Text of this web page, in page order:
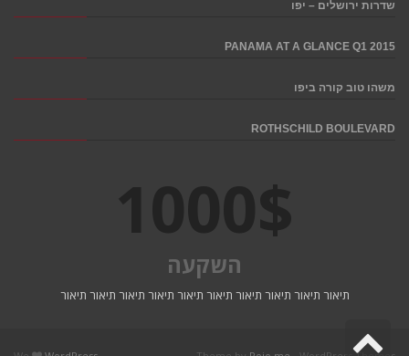
שדרות ירושלים – יפו
PANAMA AT A GLANCE Q1 2015
משהו טוב קורה ביפו
ROTHSCHILD BOULEVARD
1000$
השקעה
תיאור תיאור תיאור תיאור תיאור תיאור תיאור תיאור תיאור תיאור